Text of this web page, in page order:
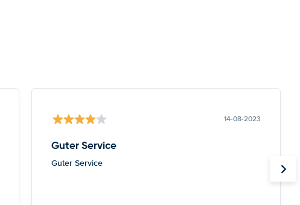
14-08-2023
Guter Service
Guter Service